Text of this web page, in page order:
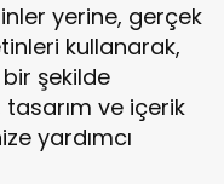
yerine, gerçek
kullanarak,
şekilde
ve içerik
yardımcı